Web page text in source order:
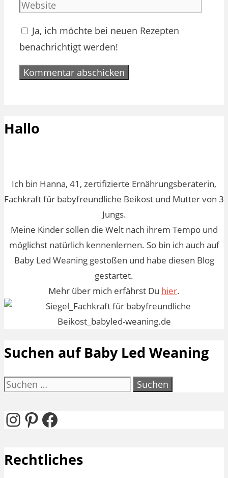
Ja, ich möchte bei neuen Rezepten
benachrichtigt werden!
Hallo
Ich bin Hanna, 41, zertifizierte Ernährungsberaterin,
Fachkraft für babyfreundliche Beikost und Mutter von 3
Jungs.
Meine Kinder sollen die Welt nach ihrem Tempo und
möglichst natürlich kennenlernen. So bin ich auch auf
Baby Led Weaning gestoßen und habe diesen Blog
gestartet.
Mehr über mich erfährst Du hier.
Suchen auf Baby Led Weaning
Suchen
Instagram
Pinterest
Facebook
Rechtliches